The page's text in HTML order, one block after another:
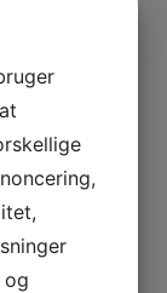
i
og